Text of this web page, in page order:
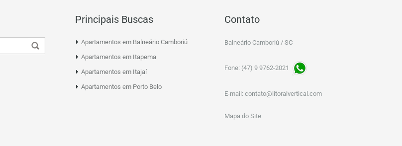
Principais Buscas
Apartamentos em Balneário Camboriú
Apartamentos em Itapema
Apartamentos em Itajaí
Apartamentos em Porto Belo
Contato
Balneário Camboriú / SC
Fone: (47) 9 9762-2021
E-mail: contato@litoralvertical.com
Mapa do Site